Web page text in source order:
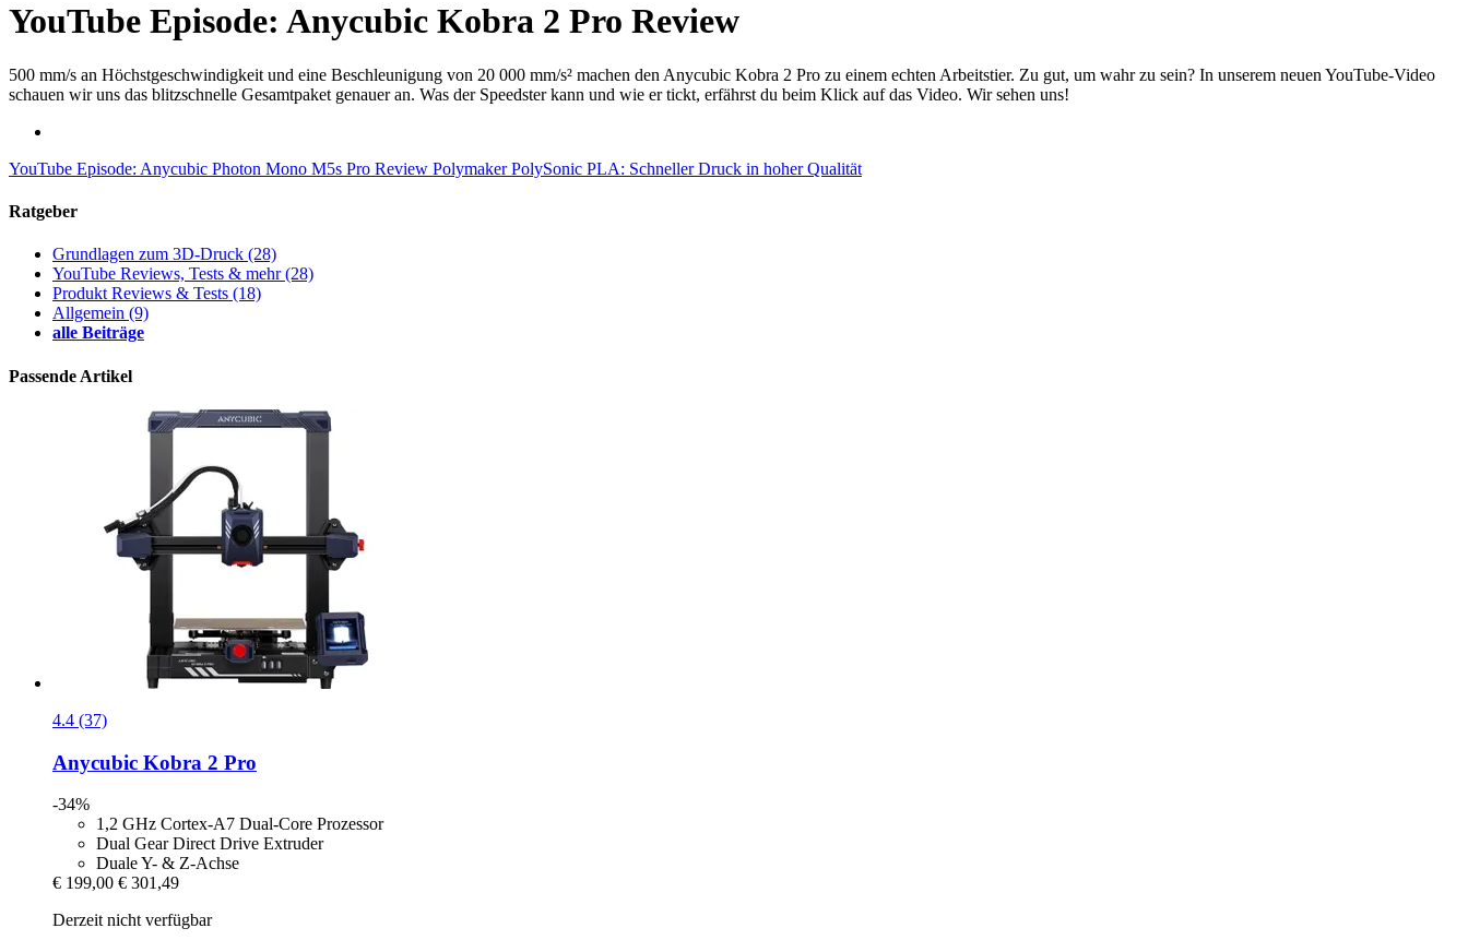
YouTube Episode: Anycubic Kobra 2 Pro Review
500 mm/s an Höchstgeschwindigkeit und eine Beschleunigung von 20 000 mm/s² machen den Anycubic Kobra 2 Pro zu einem echten Arbeitstier. Zu gut, um wahr zu sein? In unserem neuen YouTube-Video
schauen wir uns das blitzschnelle Gesamtpaket genauer an. Was der Speedster kann und wie er tickt, erfährst du beim Klick auf das Video. Wir sehen uns!
YouTube Episode: Anycubic Photon Mono M5s Pro Review Polymaker PolySonic PLA: Schneller Druck in hoher Qualität
Ratgeber
Grundlagen zum 3D-Druck (28)
YouTube Reviews, Tests & mehr(28)
Produkt Reviews & Tests (18)
Allgemein (9)
alle Beiträge
Passende Artikel
4.4 (37)
Anycubic Kobra 2 Pro
-34%
1,2 GHz Cortex-A7 Dual-Core Prozessor
Dual Gear Direct Drive Extruder
Duale Y- & Z-Achse
€ 199,00 € 301,49
Derzeit nicht verfügbar